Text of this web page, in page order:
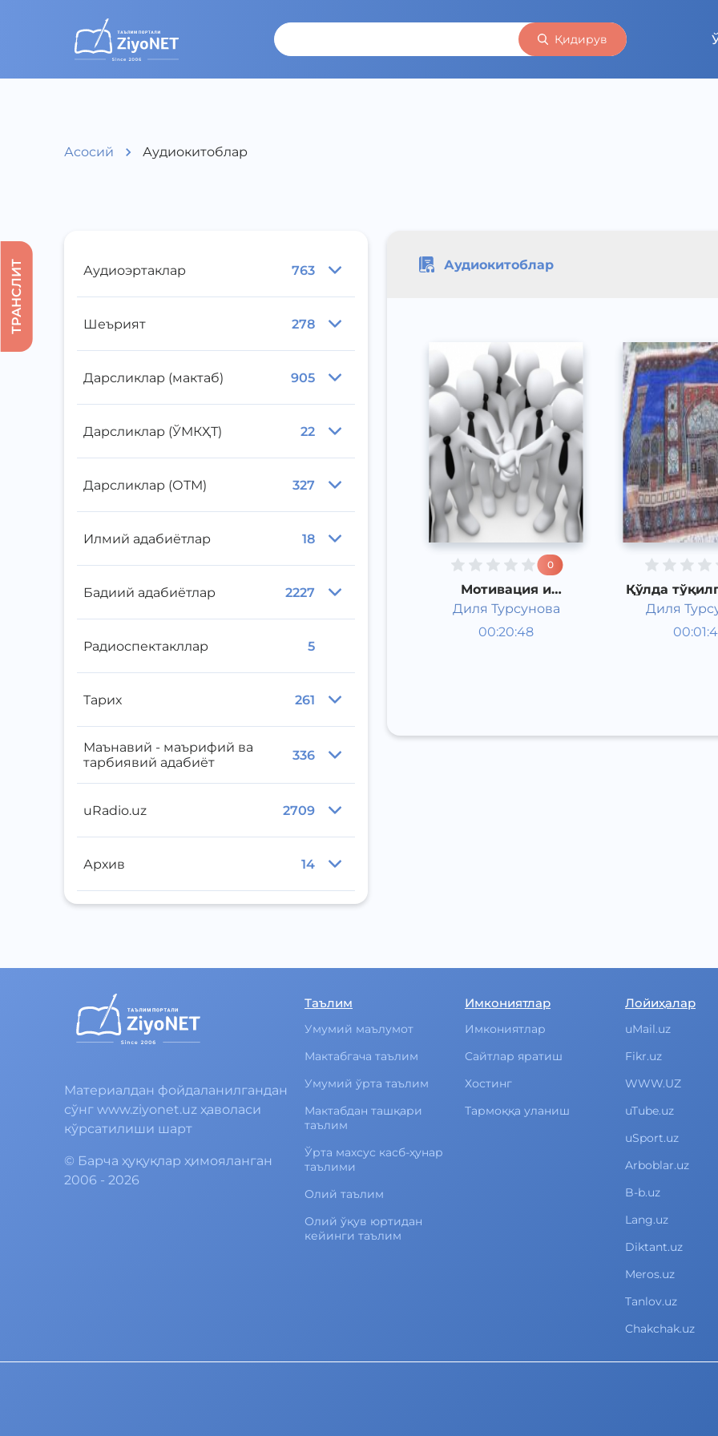
Қидирув
Асосий Аудиокитоблар
Аудиоэртаклар 763
Шеърият 278
Дарсликлар (мактаб) 905
Дарсликлар (ЎМКҲТ) 22
Дарсликлар (ОТМ) 327
Илмий адабиётлар 18
Бадиий адабиётлар 2227
Радиоспектакллар 5
Тарих 261
Маънавий - маърифий ва
тарбиявий адабиёт
336
uRadio.uz 2709
Архив 14
Аудиокитоблар
0
Мотивация и
стимулирование
персонала
Диля Турсунова
00:20:48
Лайфхакинг
Қўлда
Диля
ТРАНСЛИТ
Материалдан фойдаланилгандан
сўнг www.ziyonet.uz ҳаволаси
кўрсатилиши шарт
© Барча ҳуқуқлар ҳимояланган
2006 - 2026
Таълим
Умумий маълумот
Мактабгача таълим
Умумий ўрта таълим
Мактабдан ташқари
таълим
Ўрта махсус касб-ҳунар
таълими
Олий таълим
Олий ўқув юртидан
кейинги таълим
Имкониятлар
Имкониятлар
Cайтлар яратиш
Хостинг
Тармоққа уланиш
Лойиҳалар
uMail.uz
Fikr.uz
WWW.UZ
uTube.uz
uSport.uz
Arboblar.uz
B-b.uz
Lang.uz
Diktant.uz
Meros.uz
Tanlov.uz
Chakchak.uz